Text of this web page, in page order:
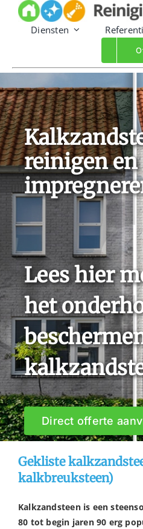
Diensten
reinigen en
Lees hier
het
Direct offerte
Gekliste
kalkbreuksteen)
Kalkzandsteen is een
80 tot begin jaren 90 erg